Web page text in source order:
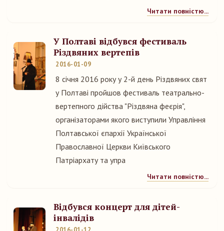
Читати повністю...
У Полтаві відбувся фестиваль
Різдвяних вертепів
2016-01-09
8 січня 2016 року у 2-й день Різдвяних свят
у Полтаві пройшов фестиваль театрально-
вертепного дійства "Різдвяна феєрія",
організаторами якого виступили Управління
Полтавської єпархії Української
Православної Церкви Київського
Патріархату та упра
Читати повністю...
Відбувся концерт для дітей-
інвалідів